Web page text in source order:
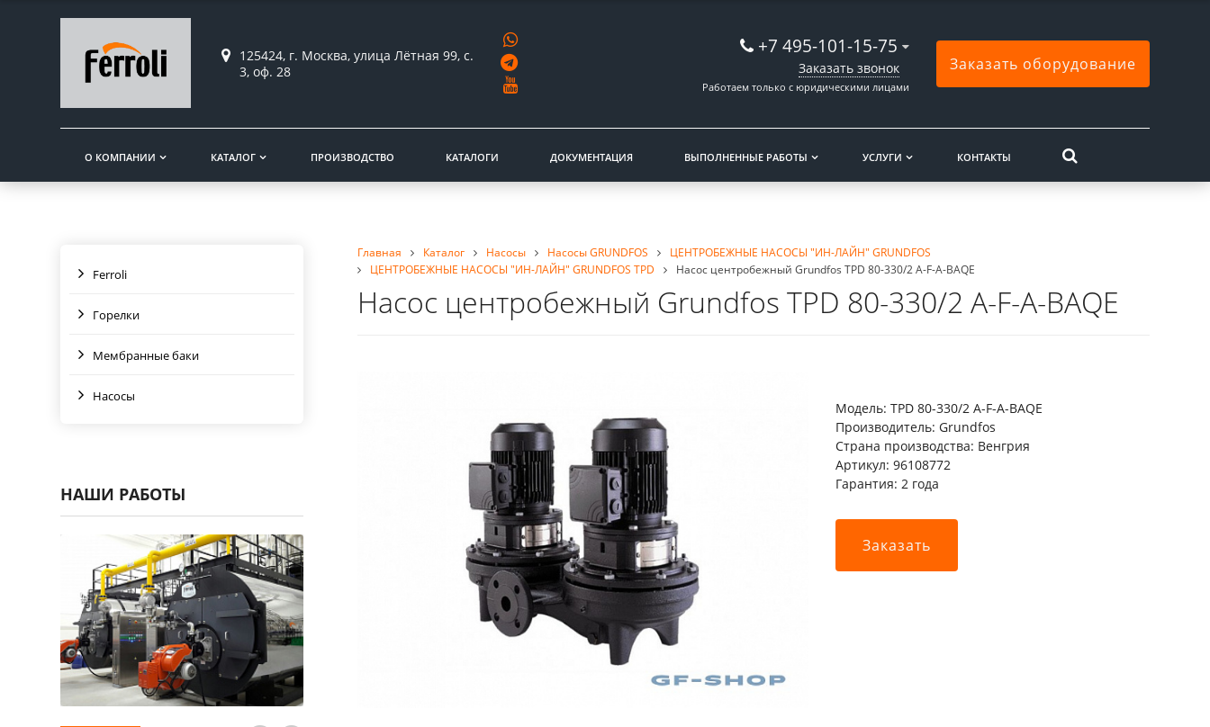
125424, г. Москва, улица Лётная 99, с.
3, оф. 28
+7 495-101-15-75
Заказать звонок
Работаем только с юридическими лицами
Заказать оборудование
О КОМПАНИИ КАТАЛОГ ПРОИЗВОДСТВО КАТАЛОГИ ДОКУМЕНТАЦИЯ ВЫПОЛНЕННЫЕ РАБОТЫ УСЛУГИ КОНТАКТЫ
Ferroli
Горелки
Мембранные баки
Насосы
НАШИ РАБОТЫ
Главная Каталог Насосы Насосы GRUNDFOS
ЦЕНТРОБЕЖНЫЕ НАСОСЫ "ИН-ЛАЙН" GRUNDFOS
ЦЕНТРОБЕЖНЫЕ НАСОСЫ "ИН-ЛАЙН" GRUNDFOS TPD
Насос центробежный Grundfos TPD 80-330/2 A-F-A-BAQE
Насос центробежный Grundfos TPD 80-330/2 A-F-A-BAQE
Модель: TPD 80-330/2 A-F-A-BAQE
Производитель: Grundfos
Страна производства: Венгрия
Артикул: 96108772
Гарантия: 2 года
Заказать